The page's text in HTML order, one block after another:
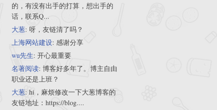
的，有没有出手的打算，想出手的
话，联系Q...
大葱: 呀，友链清了吗？
上海网站建设: 感谢分享
wu先生: 开心最重要
名著阅读: 博客好多年了。博主自由
职业还是上班？
大葱: hi，麻烦修改一下大葱博客的
友链地址：https://blog....